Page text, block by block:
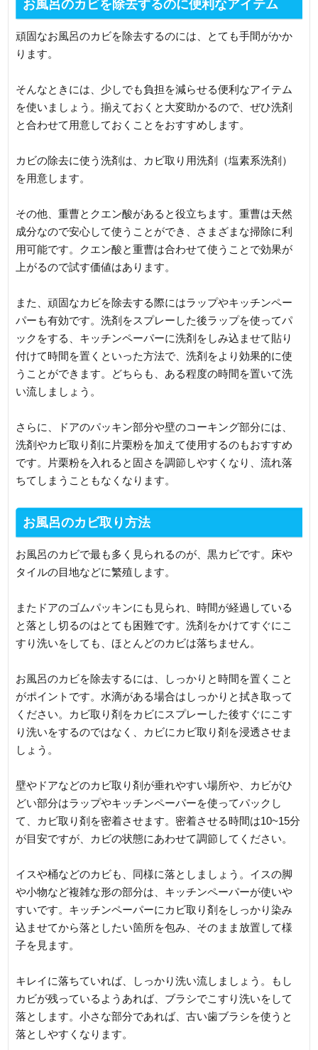
お風呂のカビを除去するのに便利なアイテム
頑固なお風呂のカビを除去するのには、とても手間がかか
ります。
そんなときには、少しでも負担を減らせる便利なアイテム
を使いましょう。揃えておくと大変助かるので、ぜひ洗剤
と合わせて用意しておくことをおすすめします。
カビの除去に使う洗剤は、カビ取り用洗剤（塩素系洗剤）
を用意します。
その他、重曹とクエン酸があると役立ちます。重曹は天然
成分なので安心して使うことができ、さまざまな掃除に利
用可能です。クエン酸と重曹は合わせて使うことで効果が
上がるので試す価値はあります。
また、頑固なカビを除去する際にはラップやキッチンペー
パーも有効です。洗剤をスプレーした後ラップを使ってパ
ックをする、キッチンペーパーに洗剤をしみ込ませて貼り
付けて時間を置くといった方法で、洗剤をより効果的に使
うことができます。どちらも、ある程度の時間を置いて洗
い流しましょう。
さらに、ドアのパッキン部分や壁のコーキング部分には、
洗剤やカビ取り剤に片栗粉を加えて使用するのもおすすめ
です。片栗粉を入れると固さを調節しやすくなり、流れ落
ちてしまうこともなくなります。
お風呂のカビ取り方法
お風呂のカビで最も多く見られるのが、黒カビです。床や
タイルの目地などに繁殖します。
またドアのゴムパッキンにも見られ、時間が経過している
と落とし切るのはとても困難です。洗剤をかけてすぐにこ
すり洗いをしても、ほとんどのカビは落ちません。
お風呂のカビを除去するには、しっかりと時間を置くこと
がポイントです。水滴がある場合はしっかりと拭き取って
ください。カビ取り剤をカビにスプレーした後すぐにこす
り洗いをするのではなく、カビにカビ取り剤を浸透させま
しょう。
壁やドアなどのカビ取り剤が垂れやすい場所や、カビがひ
どい部分はラップやキッチンペーパーを使ってパックし
て、カビ取り剤を密着させます。密着させる時間は10~15分
が目安ですが、カビの状態にあわせて調節してください。
イスや桶などのカビも、同様に落としましょう。イスの脚
や小物など複雑な形の部分は、キッチンペーパーが使いや
すいです。キッチンペーパーにカビ取り剤をしっかり染み
込ませてから落としたい箇所を包み、そのまま放置して様
子を見ます。
キレイに落ちていれば、しっかり洗い流しましょう。もし
カビが残っているようあれば、ブラシでこすり洗いをして
落とします。小さな部分であれば、古い歯ブラシを使うと
落としやすくなります。